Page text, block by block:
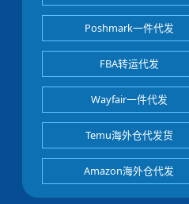
Poshmark一件代发
FBA转运代发
Wayfair一件代发
Temu海外仓代发货
Amazon海外仓代发